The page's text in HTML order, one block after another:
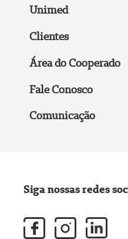
Unimed
Clientes
Área do Cooperado
Fale Conosco
Comunicação
Siga nossas redes